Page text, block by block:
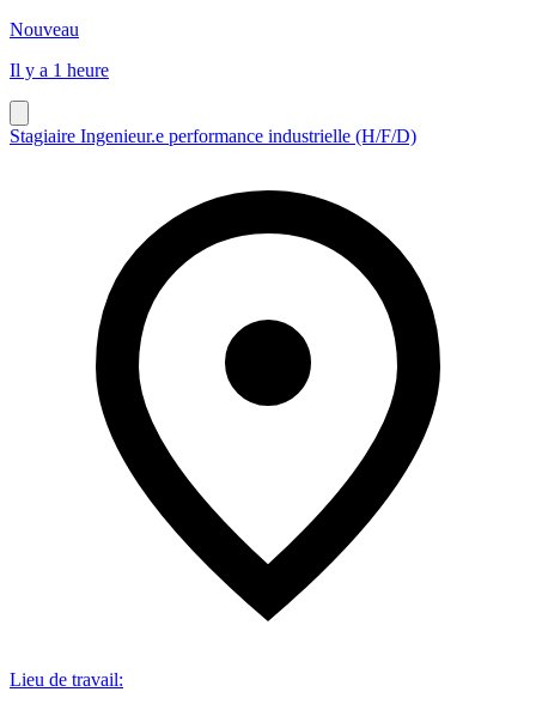
Nouveau
Il y a 1 heure
Stagiaire Ingenieur.e performance industrielle (H/F/D)
Lieu de travail: